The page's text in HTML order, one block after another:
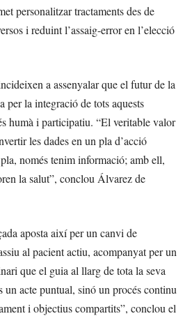
personalitzar tractaments des de
i reduint l’assaig-error en l’elecció
a assenyalar que el futur de la
per la integració de tots aquests
humà i participatiu. “El veritable valor
les dades en un pla d’acció
només tenim informació; amb ell,
la salut”, conclou Álvarez de
aposta així per un canvi de
al pacient actiu, acompanyat per un
que el guia al llarg de tota la seva
un acte puntual, sinó un procés continu
i objectius compartits”, conclou el